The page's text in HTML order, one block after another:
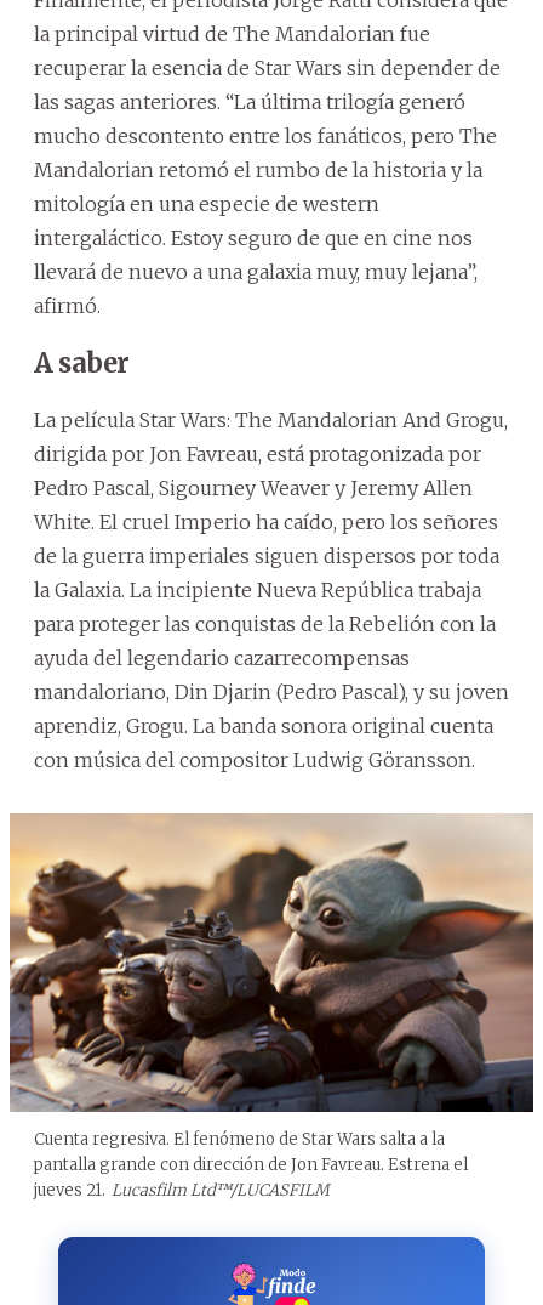
la principal virtud de The Mandalorian fue
recuperar la esencia de Star Wars sin depender de
las sagas anteriores. “La última trilogía generó
mucho descontento entre los fanáticos, pero The
Mandalorian retomó el rumbo de la historia y la
mitología en una especie de western
intergaláctico. Estoy seguro de que en cine nos
llevará de nuevo a una galaxia muy, muy lejana”,
afirmó.
A saber
La película Star Wars: The Mandalorian And Grogu,
dirigida por Jon Favreau, está protagonizada por
Pedro Pascal, Sigourney Weaver y Jeremy Allen
White. El cruel Imperio ha caído, pero los señores
de la guerra imperiales siguen dispersos por toda
la Galaxia. La incipiente Nueva República trabaja
para proteger las conquistas de la Rebelión con la
ayuda del legendario cazarrecompensas
mandaloriano, Din Djarin (Pedro Pascal), y su joven
aprendiz, Grogu. La banda sonora original cuenta
con música del compositor Ludwig Göransson.
Cuenta regresiva. El fenómeno de Star Wars salta a la
pantalla grande con dirección de Jon Favreau. Estrena el
jueves 21. Lucasfilm Ltd™/LUCASFILM